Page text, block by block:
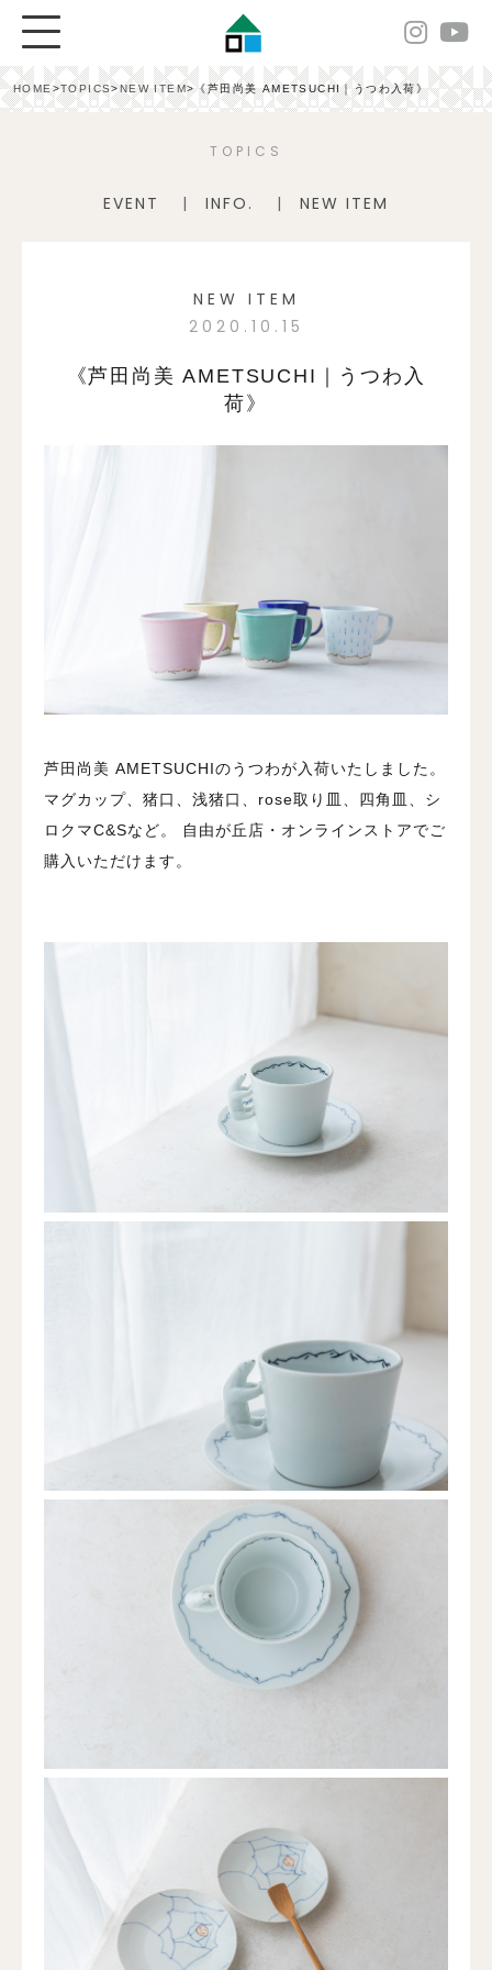
HOME>TOPICS>NEW ITEM>《芦田尚美 AMETSUCHI｜うつわ入荷》
TOPICS
EVENT INFO. NEW ITEM
NEW ITEM
2020.10.15
《芦田尚美 AMETSUCHI｜うつわ入
荷》
芦田尚美 AMETSUCHIのうつわが入荷いたしました。
マグカップ、猪口、浅猪口、rose取り皿、四角皿、シ
ロクマC&Sなど。 自由が丘店・オンラインストアでご
購入いただけます。